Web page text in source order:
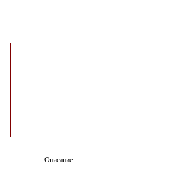
Описание